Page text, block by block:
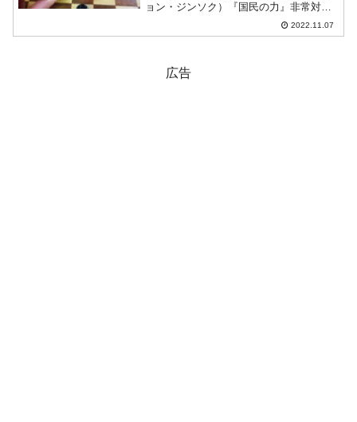
ョン・ジンソク）『国民の力』非常対策
委員長がFacebookに4つの北朝鮮に包囲
された大韓民国が哀れだと書きました。
2022.11.07
広告